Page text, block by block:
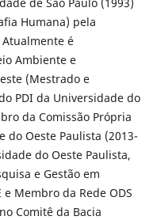
Humana) pela
Atualmente é
Ambiente e
(Mestrado e
PDI da Universidade do
da Comissão Própria
do Oeste Paulista (2013-
do Oeste Paulista,
e Gestão em
Membro da Rede ODS
Comitê da Bacia